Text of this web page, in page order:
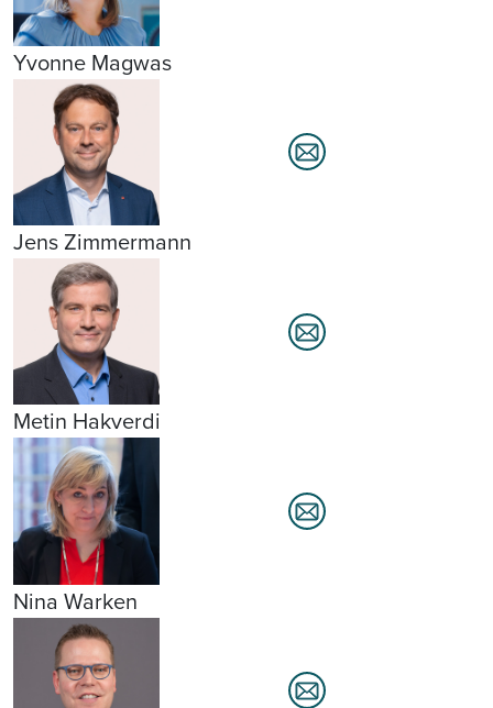
Yvonne Magwas
Jens Zimmermann
Metin Hakverdi
Nina Warken